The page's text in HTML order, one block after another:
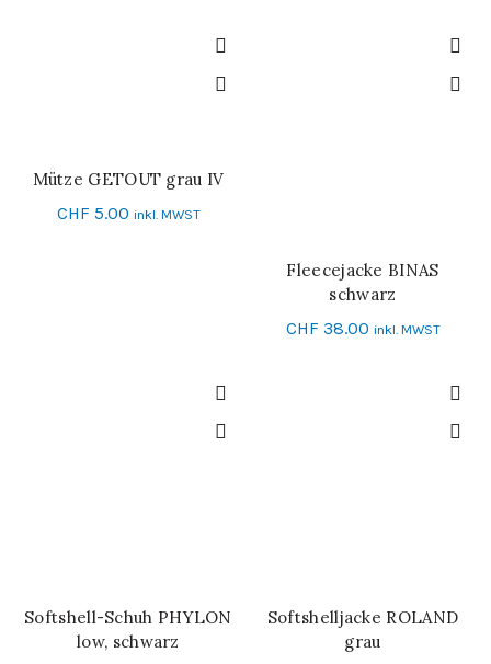
IN DEN WARENKORB
Mütze GETOUT grau IV
CHF 5.00 inkl. MWST
SCHNELL-EINKAUF
Fleecejacke BINAS
schwarz
CHF 38.00 inkl. MWST
SCHNELL-EINKAUF
Softshell-Schuh PHYLON
low, schwarz
SCHNELL-EINKAUF
Softshelljacke ROLAND
grau